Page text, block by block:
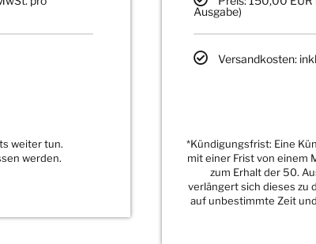
weiter tun.
werden.
Ausgabe)
Versandkosten:
*Kündigungsfrist: Eine
mit einer Frist von einem
zum Erhalt der 50.
verlängert sich dieses zu
auf unbestimmte Zeit